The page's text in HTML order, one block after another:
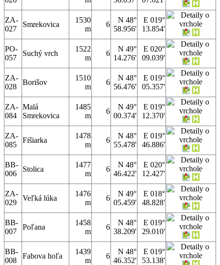
ZA-
027
Smrekovica
1530
m
6
N 48°
58.956'
E 019°
13.854'
PO-
057
Suchý vrch
1522
m
6
N 49°
14.276'
E 020°
09.039'
ZA-
028
Borišov
1510
m
6
N 48°
56.476'
E 019°
05.357'
ZA-
084
Malá
Smrekovica
1485
m
6
N 49°
00.374'
E 019°
12.370'
ZA-
085
Fišiarka
1478
m
6
N 48°
55.478'
E 019°
46.886'
BB-
006
Stolica
1477
m
6
N 48°
46.422'
E 020°
12.427'
ZA-
029
Veľká lúka
1476
m
6
N 49°
05.459'
E 018°
48.828'
BB-
007
Poľana
1458
m
6
N 48°
38.209'
E 019°
29.010'
BB-
008
Fabova hoľa
1439
m
6
N 48°
46.352'
E 019°
53.138'